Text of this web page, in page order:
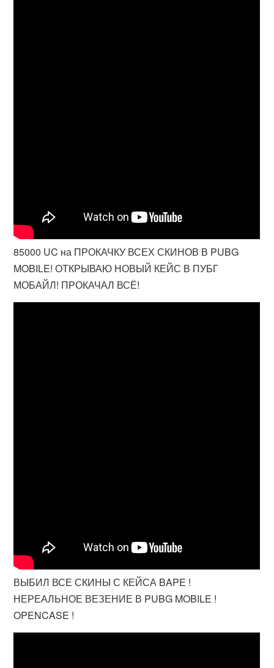
85000 UC на ПРОКАЧКУ ВСЕХ СКИНОВ В PUBG
MOBILE! ОТКРЫВАЮ НОВЫЙ КЕЙС В ПУБГ
МОБАЙЛ! ПРОКАЧАЛ ВСЁ!
ВЫБИЛ ВСЕ СКИНЫ С КЕЙСА BAPE !
НЕРЕАЛЬНОЕ ВЕЗЕНИЕ В PUBG MOBILE !
OPENCASE !